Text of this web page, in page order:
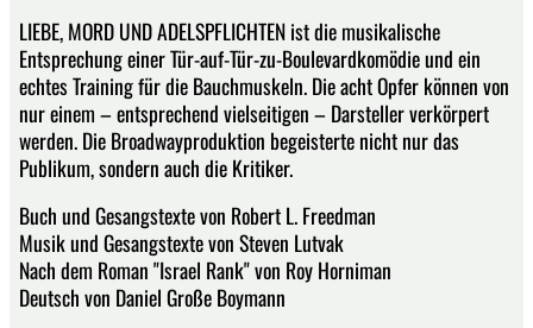
LIEBE, MORD UND ADELSPFLICHTEN ist die musikalische
Entsprechung einer Tür-auf-Tür-zu-Boulevardkomödie und ein
echtes Training für die Bauchmuskeln. Die acht Opfer können von
nur einem – entsprechend vielseitigen – Darsteller verkörpert
werden. Die Broadwayproduktion begeisterte nicht nur das
Publikum, sondern auch die Kritiker.
Buch und Gesangstexte von Robert L. Freedman
Musik und Gesangstexte von Steven Lutvak
Nach dem Roman "Israel Rank" von Roy Horniman
Deutsch von Daniel Große Boymann